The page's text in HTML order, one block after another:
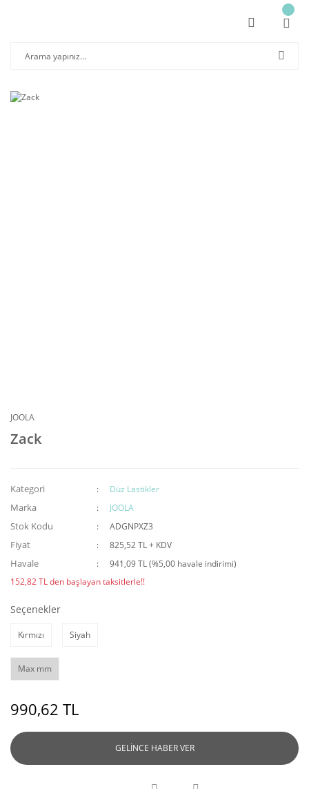
JOOLA
Zack
Kategori Düz Lastikler
Marka JOOLA
Stok Kodu ADGNPXZ3
Fiyat 825,52 TL + KDV
Havale
941,09 TL (%5,00 havale indirimi)
152,82 TL den başlayan taksitlerle!!
Seçenekler
Kırmızı Siyah
Max mm
990,62 TL
GELİNCE HABER VER